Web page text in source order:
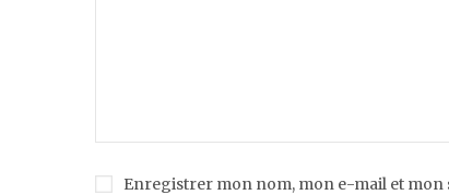
Enregistrer mon nom, mon e-mail et